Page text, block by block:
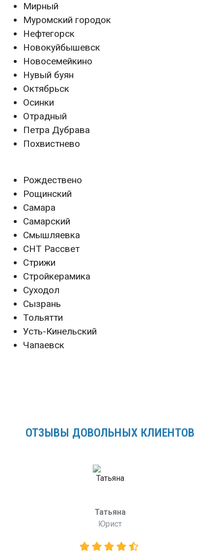
Мирный
Муромский городок
Нефтегорск
Новокуйбышевск
Новосемейкино
Нувый буян
Октябрьск
Осинки
Отрадный
Петра Дубрава
Похвистнево
Рождествено
Рощинский
Самара
Самарский
Смышляевка
СНТ Рассвет
Стрижи
Стройкерамика
Суходол
Сызрань
Тольятти
Усть-Кинельский
Чапаевск
ОТЗЫВЫ ДОВОЛЬНЫХ КЛИЕНТОВ
Татьяна
Юрист